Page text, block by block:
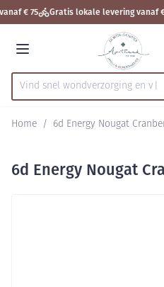
Ga naar de inhoud
1 van 1
€ 75 Gratis lokale levering vanaf
Menu
Product, merk, categorie...
Vind snel wondverzorg
Home / 6d Energy Nougat
6d Energy Nougat